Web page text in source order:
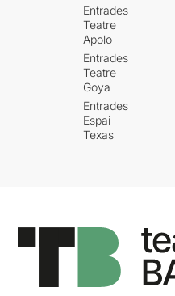
Entrades
Teatre
Apolo
Entrades
Teatre
Goya
Entrades
Espai
Texas